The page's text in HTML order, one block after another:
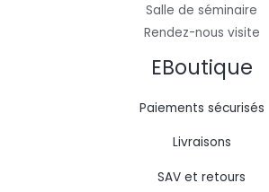
Salle de séminaire
Rendez-nous visite
EBoutique
Paiements sécurisés
Livraisons
SAV et retours